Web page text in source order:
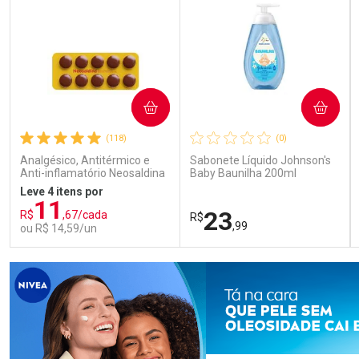
(118)
Analgésico, Antitérmico e
Anti-inflamatório Neosaldina
30mg + 300mg + 30mg 10
Drágeas
Leve 4 itens por
R$11 ,67/cada
ou R$ 14,59/un
COMPRAR
FECHAR
Laboratório
FECHAR
Por Menos
(0)
Sabonete Líquido Johnson's
Baby Baunilha 200ml
R$23,99
COMPRAR
Laboratório
Por Menos